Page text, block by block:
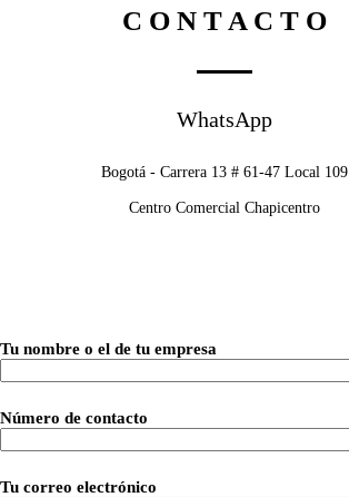
C O N T A C T O
WhatsApp
Bogotá - Carrera 13 # 61-47 Local 109
Centro Comercial Chapicentro
Tu nombre o el de tu empresa
Número de contacto
Tu correo electrónico